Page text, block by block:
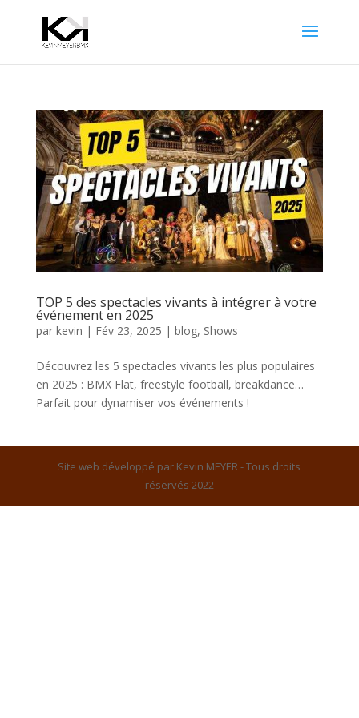
TOP 5 des spectacles vivants à intégrer à votre
événement en 2025
par kevin | Fév 23, 2025 | blog, Shows
Découvrez les 5 spectacles vivants les plus populaires
en 2025 : BMX Flat, freestyle football, breakdance…
Parfait pour dynamiser vos événements !
Site web développé par Kevin MEYER - Tous droits
réservés 2022